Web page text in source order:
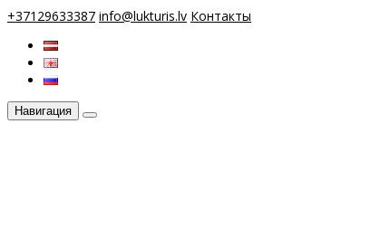
+37129633387 info@lukturis.lv Контакты
Навигация